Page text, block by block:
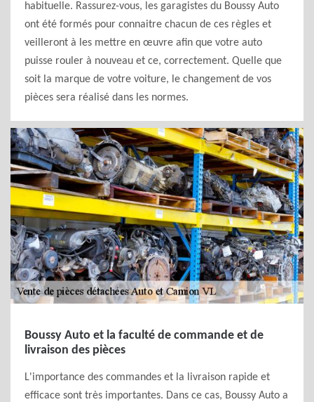
habituelle. Rassurez-vous, les garagistes du Boussy Auto
ont été formés pour connaitre chacun de ces règles et
veilleront à les mettre en œuvre afin que votre auto
puisse rouler à nouveau et ce, correctement. Quelle que
soit la marque de votre voiture, le changement de vos
pièces sera réalisé dans les normes.
Boussy Auto et la faculté de commande et de
livraison des pièces
L'importance des commandes et la livraison rapide et
efficace sont très importantes. Dans ce cas, Boussy Auto a